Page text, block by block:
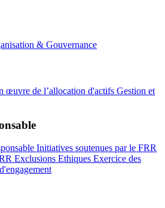
& Gouvernance
œuvre de l’allocation d'actifs Gestion et
Initiatives soutenues par le FRR
Exclusions Ethiques Exercice des